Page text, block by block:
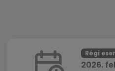
Régi
2026.